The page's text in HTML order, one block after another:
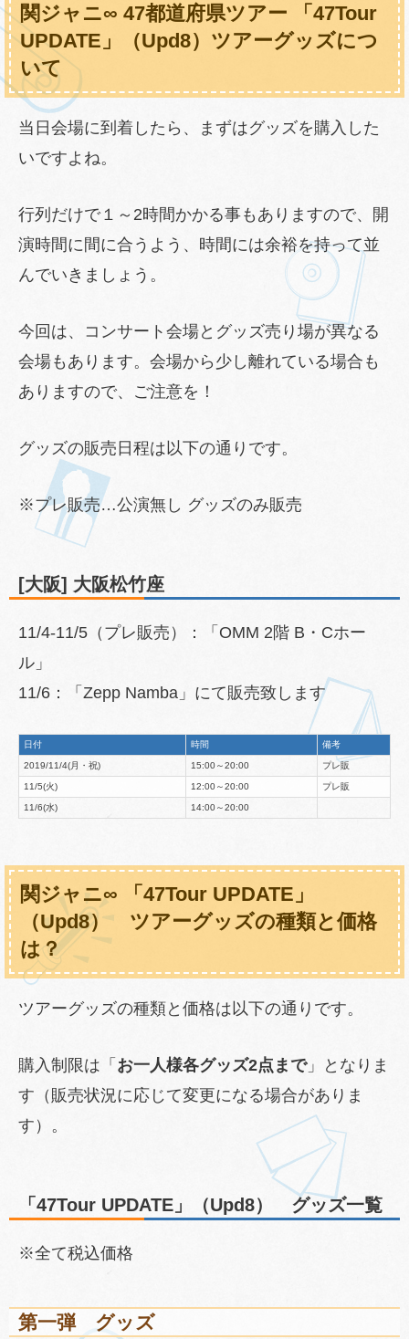
関ジャニ∞ 47都道府県ツアー 「47Tour
UPDATE」（Upd8）ツアーグッズにつ
いて
当日会場に到着したら、まずはグッズを購入した
いですよね。
行列だけで１～2時間かかる事もありますので、開
演時間に間に合うよう、時間には余裕を持って並
んでいきましょう。
今回は、コンサート会場とグッズ売り場が異なる
会場もあります。会場から少し離れている場合も
ありますので、ご注意を！
グッズの販売日程は以下の通りです。
※プレ販売…公演無し グッズのみ販売
[大阪] 大阪松竹座
11/4-11/5（プレ販売）：「OMM 2階 B・Cホー
ル」
11/6：「Zepp Namba」にて販売致します
日付 時間 備考
2019/11/4(月・祝) 15:00～20:00 プレ販
11/5(火) 12:00～20:00 プレ販
11/6(水) 14:00～20:00
関ジャニ∞ 「47Tour UPDATE」
（Upd8） ツアーグッズの種類と価格
は？
ツアーグッズの種類と価格は以下の通りです。
購入制限は「 お一人様各グッズ2点まで」となりま
す（販売状況に応じて変更になる場合がありま
す）。
「47Tour UPDATE」（Upd8） グッズ一覧
※全て税込価格
第一弾 グッズ